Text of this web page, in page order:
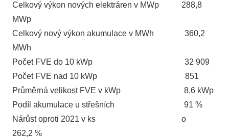
Celkový výkon nových elektráren v MWp 288,8
MWp
Celkový nový výkon akumulace v MWh 360,2
MWh
Počet FVE do 10 kWp 32 909
Počet FVE nad 10 kWp 851
Průměrná velikost FVE v kWp 8,6 kWp
Podíl akumulace u střešních 91 %
Nárůst oproti 2021 v ks o
262,2 %